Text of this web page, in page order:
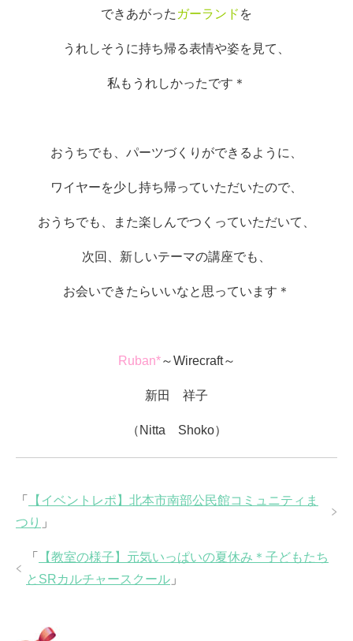
できあがった ガーランド を
うれしそうに持ち帰る表情や姿を見て、
私もうれしかったです＊
おうちでも、パーツづくりができるように、
ワイヤーを少し持ち帰っていただいたので、
おうちでも、また楽しんでつくっていただいて、
次回、新しいテーマの講座でも、
お会いできたらいいなと思っています＊
Ruban*～Wirecraft～
新田 祥子
（Nitta Shoko）
「
【イベントレポ】北本市南部公民館コミュニティま
つり 」
「
【教室の様子】元気いっぱいの夏休み＊子どもたち
とSRカルチャースクール 」